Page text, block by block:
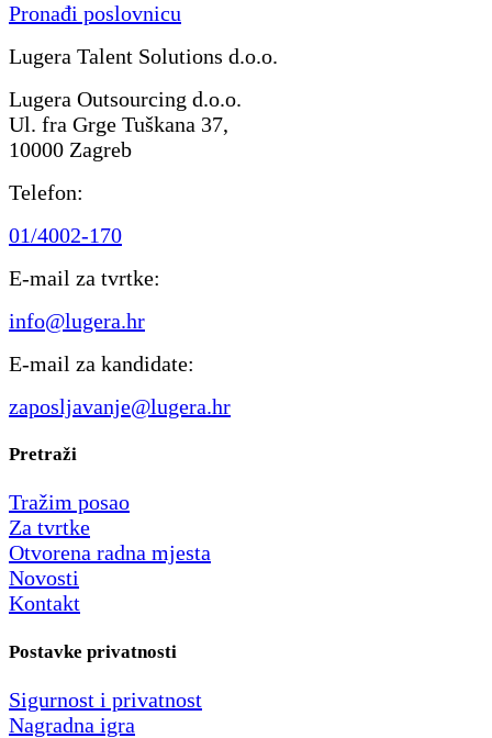
Pronađi poslovnicu
Lugera Talent Solutions d.o.o.
Lugera Outsourcing d.o.o.
Ul. fra Grge Tuškana 37,
10000 Zagreb
Telefon:
01/4002-170
E-mail za tvrtke:
info@lugera.hr
E-mail za kandidate:
zaposljavanje@lugera.hr
Pretraži
Tražim posao
Za tvrtke
Otvorena radna mjesta
Novosti
Kontakt
Postavke privatnosti
Sigurnost i privatnost
Nagradna igra